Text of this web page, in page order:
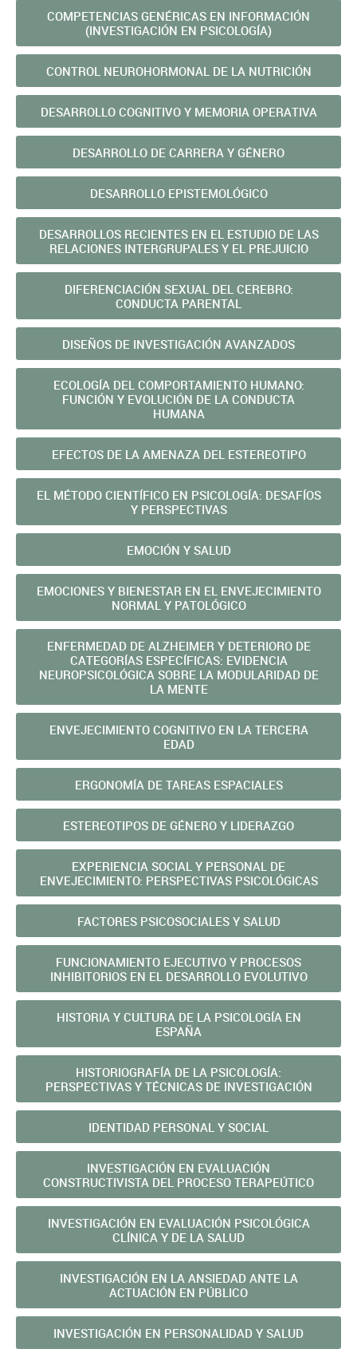
COMPETENCIAS GENÉRICAS EN INFORMACIÓN
(INVESTIGACIÓN EN PSICOLOGÍA)
CONTROL NEUROHORMONAL DE LA NUTRICIÓN
DESARROLLO COGNITIVO Y MEMORIA OPERATIVA
DESARROLLO DE CARRERA Y GÉNERO
DESARROLLO EPISTEMOLÓGICO
DESARROLLOS RECIENTES EN EL ESTUDIO DE LAS
RELACIONES INTERGRUPALES Y EL PREJUICIO
DIFERENCIACIÓN SEXUAL DEL CEREBRO:
CONDUCTA PARENTAL
DISEÑOS DE INVESTIGACIÓN AVANZADOS
ECOLOGÍA DEL COMPORTAMIENTO HUMANO:
FUNCIÓN Y EVOLUCIÓN DE LA CONDUCTA
HUMANA
EFECTOS DE LA AMENAZA DEL ESTEREOTIPO
EL MÉTODO CIENTÍFICO EN PSICOLOGÍA: DESAFÍOS
Y PERSPECTIVAS
EMOCIÓN Y SALUD
EMOCIONES Y BIENESTAR EN EL ENVEJECIMIENTO
NORMAL Y PATOLÓGICO
ENFERMEDAD DE ALZHEIMER Y DETERIORO DE
CATEGORÍAS ESPECÍFICAS: EVIDENCIA
NEUROPSICOLÓGICA SOBRE LA MODULARIDAD DE
LA MENTE
ENVEJECIMIENTO COGNITIVO EN LA TERCERA
EDAD
ERGONOMÍA DE TAREAS ESPACIALES
ESTEREOTIPOS DE GÉNERO Y LIDERAZGO
EXPERIENCIA SOCIAL Y PERSONAL DE
ENVEJECIMIENTO: PERSPECTIVAS PSICOLÓGICAS
FACTORES PSICOSOCIALES Y SALUD
FUNCIONAMIENTO EJECUTIVO Y PROCESOS
INHIBITORIOS EN EL DESARROLLO EVOLUTIVO
HISTORIA Y CULTURA DE LA PSICOLOGÍA EN
ESPAÑA
HISTORIOGRAFÍA DE LA PSICOLOGÍA:
PERSPECTIVAS Y TÉCNICAS DE INVESTIGACIÓN
IDENTIDAD PERSONAL Y SOCIAL
INVESTIGACIÓN EN EVALUACIÓN
CONSTRUCTIVISTA DEL PROCESO TERAPEÚTICO
INVESTIGACIÓN EN EVALUACIÓN PSICOLÓGICA
CLÍNICA Y DE LA SALUD
INVESTIGACIÓN EN LA ANSIEDAD ANTE LA
ACTUACIÓN EN PÚBLICO
INVESTIGACIÓN EN PERSONALIDAD Y SALUD